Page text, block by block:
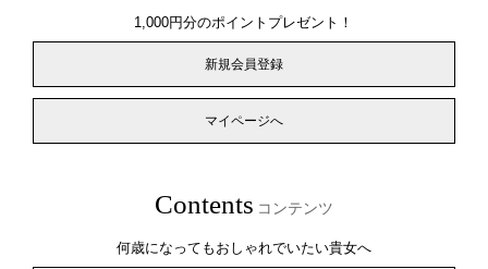
1,000円分のポイントプレゼント！
新規会員登録
マイページへ
Contents コンテンツ
何歳になってもおしゃれでいたい貴女へ